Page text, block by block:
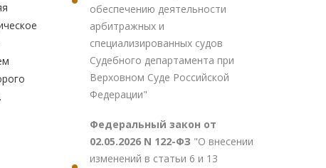
обеспечению деятельности
арбитражных и
специализированных судов
Судебного департамента при
Верховном Суде Российской
Федерации"
Федеральный закон от
02.05.2026 N 122-ФЗ "О внесении
изменений в статьи 6 и 13